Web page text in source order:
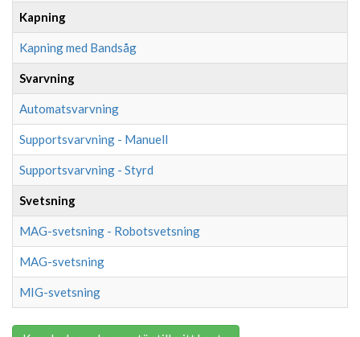
Kapning
Kapning med Bandsåg
Svarvning
Automatsvarvning
Supportsvarvning - Manuell
Supportsvarvning - Styrd
Svetsning
MAG-svetsning - Robotsvetsning
MAG-svetsning
MIG-svetsning